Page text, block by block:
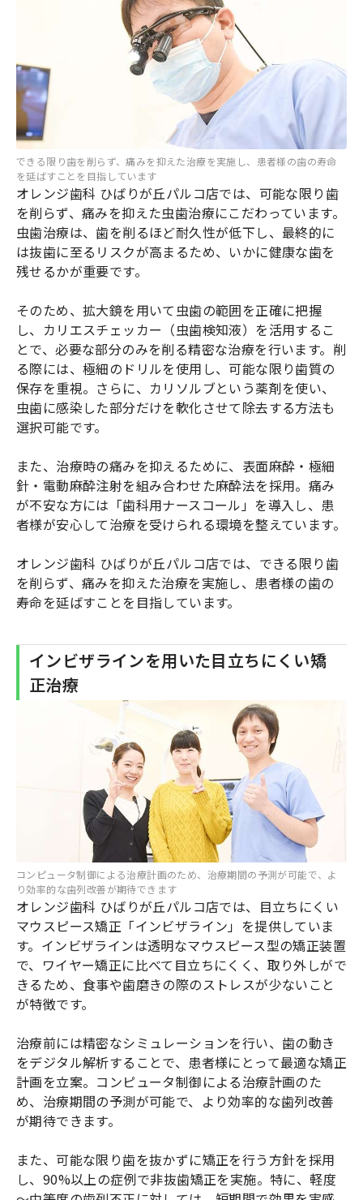
できる限り歯を削らず、痛みを抑えた治療を実施し、患者様の歯の寿命
を延ばすことを目指しています
オレンジ歯科 ひばりが丘パルコ店では、可能な限り歯
を削らず、痛みを抑えた虫歯治療にこだわっています。
虫歯治療は、歯を削るほど耐久性が低下し、最終的に
は抜歯に至るリスクが高まるため、いかに健康な歯を
残せるかが重要です。
そのため、拡大鏡を用いて虫歯の範囲を正確に把握
し、カリエスチェッカー（虫歯検知液）を活用するこ
とで、必要な部分のみを削る精密な治療を行います。削
る際には、極細のドリルを使用し、可能な限り歯質の
保存を重視。さらに、カリソルブという薬剤を使い、
虫歯に感染した部分だけを軟化させて除去する方法も
選択可能です。
また、治療時の痛みを抑えるために、表面麻酔・極細
針・電動麻酔注射を組み合わせた麻酔法を採用。痛み
が不安な方には「歯科用ナースコール」を導入し、患
者様が安心して治療を受けられる環境を整えています。
オレンジ歯科 ひばりが丘パルコ店では、できる限り歯
を削らず、痛みを抑えた治療を実施し、患者様の歯の
寿命を延ばすことを目指しています。
インビザラインを用いた目立ちにくい矯
正治療
コンピュータ制御による治療計画のため、治療期間の予測が可能で、よ
り効率的な歯列改善が期待できます
オレンジ歯科 ひばりが丘パルコ店では、目立ちにくい
マウスピース矯正「インビザライン」を提供していま
す。インビザラインは透明なマウスピース型の矯正装置
で、ワイヤー矯正に比べて目立ちにくく、取り外しがで
きるため、食事や歯磨きの際のストレスが少ないこと
が特徴です。
治療前には精密なシミュレーションを行い、歯の動き
をデジタル解析することで、患者様にとって最適な矯正
計画を立案。コンピュータ制御による治療計画のた
め、治療期間の予測が可能で、より効率的な歯列改善
が期待できます。
また、可能な限り歯を抜かずに矯正を行う方針を採用
し、90%以上の症例で非抜歯矯正を実施。特に、軽度